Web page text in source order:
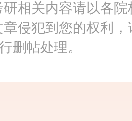
相关内容请以各院
侵犯到您的权利，
删帖处理。